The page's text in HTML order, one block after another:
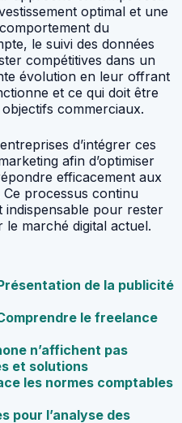
optimal et une
du
le suivi des données
compétitives dans un
évolution en leur offrant
et ce qui doit être
commerciaux.
d’intégrer ces
afin d’optimiser
efficacement aux
processus continu
indispensable pour rester
marché digital actuel.
de la publicité
le freelance
n’affichent pas
et solutions
les normes comptables
pour l’analyse des